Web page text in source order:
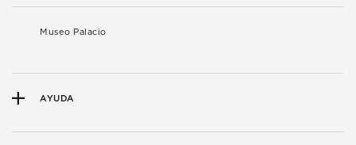
Museo Palacio
AYUDA